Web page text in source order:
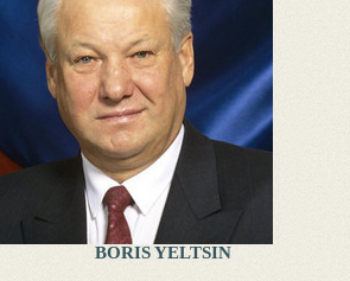
BORIS YELTSIN